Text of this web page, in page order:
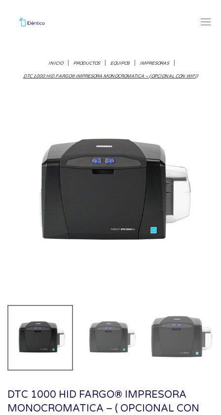
INICIO | PRODUCTOS | EQUIPOS | IMPRESORAS |
DTC 1000 HID FARGO® IMPRESORA MONOCROMATICA – ( OPCIONAL CON WIFI)
DTC 1000 HID FARGO® IMPRESORA
MONOCROMATICA – ( OPCIONAL CON